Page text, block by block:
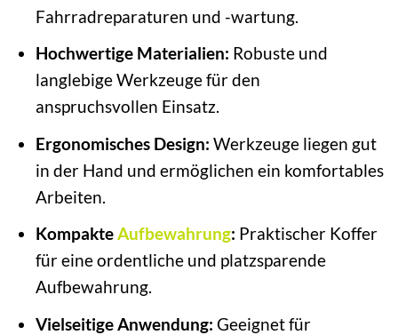
Fahrradreparaturen und -wartung.
Hochwertige Materialien: Robuste und
langlebige Werkzeuge für den
anspruchsvollen Einsatz.
Ergonomisches Design: Werkzeuge liegen gut
in der Hand und ermöglichen ein komfortables
Arbeiten.
KompakteAufbewahrung: Praktischer Koffer
für eine ordentliche und platzsparende
Aufbewahrung.
Vielseitige Anwendung: Geeignet für